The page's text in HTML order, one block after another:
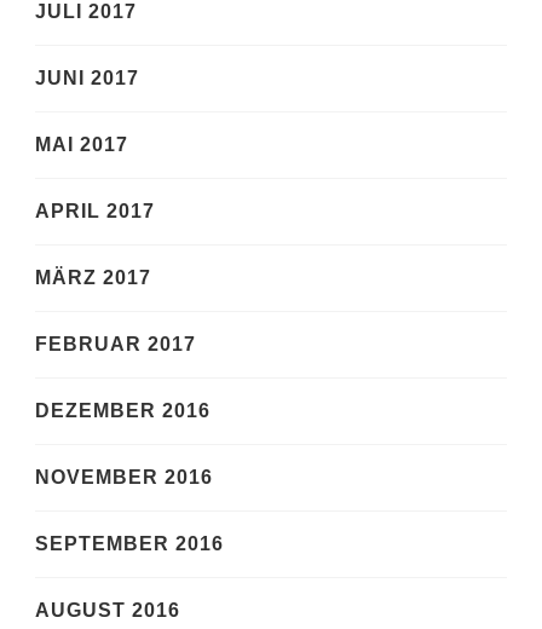
JULI 2017
JUNI 2017
MAI 2017
APRIL 2017
MÄRZ 2017
FEBRUAR 2017
DEZEMBER 2016
NOVEMBER 2016
SEPTEMBER 2016
AUGUST 2016